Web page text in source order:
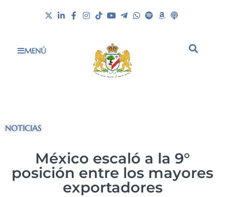
MENÚ
NOTICIAS
México escaló a la 9°
posición entre los mayores
exportadores